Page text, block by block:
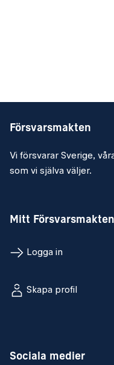
Försvarsmakten
Vi försvarar Sverige,
som vi själva väljer.
Mitt Försvarsmakten
Logga in
Skapa profil
Sociala medier